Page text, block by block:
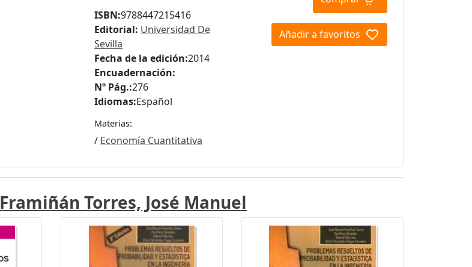
Añadir a favoritos
ISBN:9788447215416
Editorial: Universidad De
Sevilla
Fecha de la edición:2014
Encuadernación:
Nº Pág.:276
Idiomas:Español
Materias:
/ Economía Cuantitativa
Framiñán Torres, José Manuel